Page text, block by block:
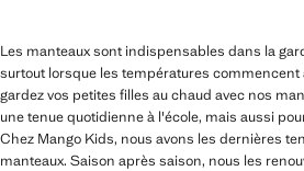
Les manteaux sont indispensables dans la
surtout lorsque les températures commencent
gardez vos petites filles au chaud avec nos
une tenue quotidienne à l'école, mais aussi
Chez Mango Kids, nous avons les dernières
manteaux. Saison après saison, nous les